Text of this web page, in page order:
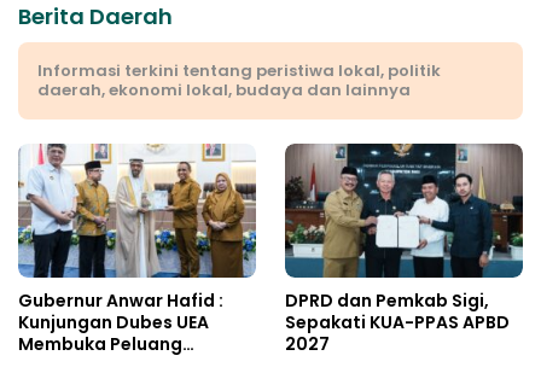
Berita Daerah
Informasi terkini tentang peristiwa lokal, politik
daerah, ekonomi lokal, budaya dan lainnya
Gubernur Anwar Hafid :
Kunjungan Dubes UEA
Membuka Peluang
DPRD dan Pemkab Sigi,
Sepakati KUA-PPAS APBD
2027